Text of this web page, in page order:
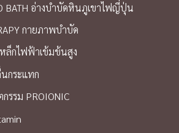
BATH อ่างบำบัดหินภูเขาไฟญี่ปุ่น
กายภาพบำบัด
ล็กไฟฟ้าเข้มข้นสูง
นกระแทก
รรม PROIONIC